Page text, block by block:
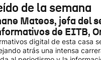
de la semana
Mateos, jefa del
de EITB,
digital de esta casa
atrás una intensa